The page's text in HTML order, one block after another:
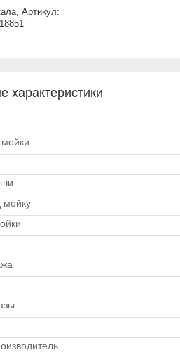
Артикул:
характеристики
мойку